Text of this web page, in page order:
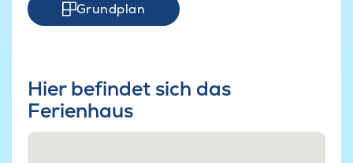
Grundplan
Hier befindet sich das
Ferienhaus